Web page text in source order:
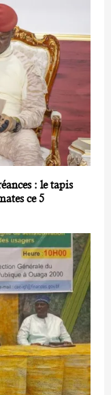
: le tapis
ce 5